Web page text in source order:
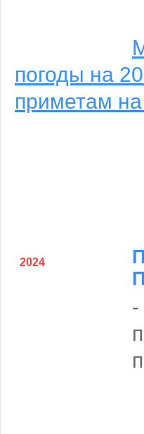
погоды на
приметам на
2024
-